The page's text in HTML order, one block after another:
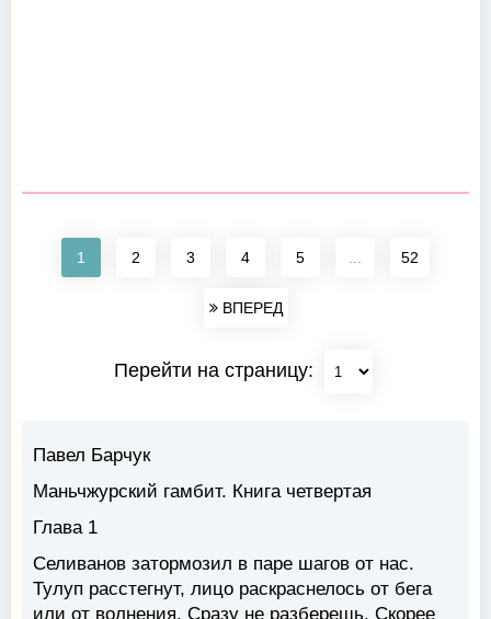
1 2 3 4 5 ... 52
ВПЕРЕД
Перейти на страницу:
Павел Барчук
Маньчжурский гамбит. Книга четвертая
Глава 1
Селиванов затормозил в паре шагов от нас.
Тулуп расстегнут, лицо раскраснелось от бега
или от волнения. Сразу не разберешь. Скорее